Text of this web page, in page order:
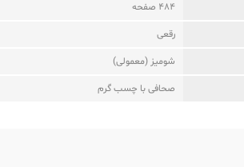
484 صفحه
رقعی
شومیز (معمولی)
صحافی با چسب گرم